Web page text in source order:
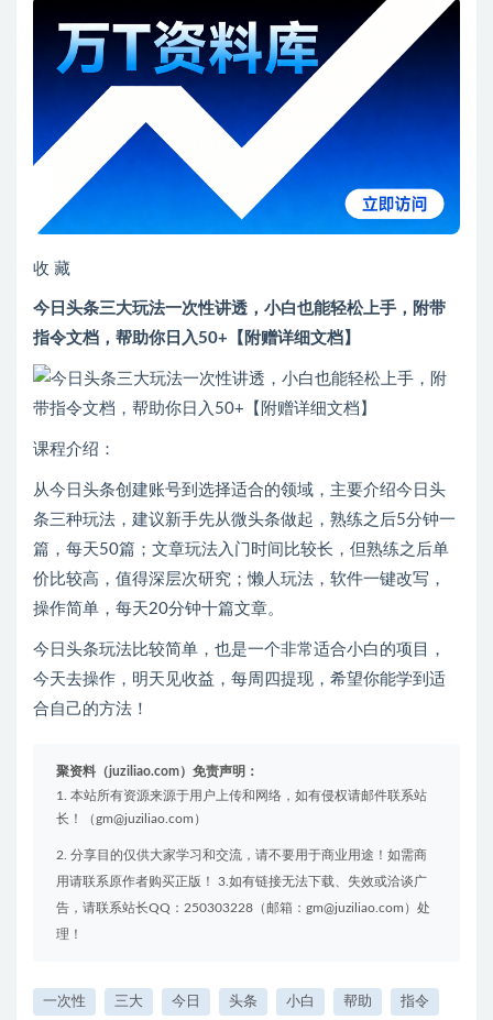
收 藏
今日头条三大玩法一次性讲透，小白也能轻松上手，附带
指令文档，帮助你日入50+【附赠详细文档】
课程介绍：
从今日头条创建账号到选择适合的领域，主要介绍今日头
条三种玩法，建议新手先从微头条做起，熟练之后5分钟一
篇，每天50篇；文章玩法入门时间比较长，但熟练之后单
价比较高，值得深层次研究；懒人玩法，软件一键改写，
操作简单，每天20分钟十篇文章。
今日头条玩法比较简单，也是一个非常适合小白的项目，
今天去操作，明天见收益，每周四提现，希望你能学到适
合自己的方法！
聚资料（juziliao.com）免责声明：
1. 本站所有资源来源于用户上传和网络，如有侵权请邮件联系站
长！（gm@juziliao.com）
2. 分享目的仅供大家学习和交流，请不要用于商业用途！如需商
用请联系原作者购买正版！ 3.如有链接无法下载、失效或洽谈广
告，请联系站长QQ：250303228（邮箱：gm@juziliao.com）处
理！
一次性 三大 今日 头条 小白 帮助 指令